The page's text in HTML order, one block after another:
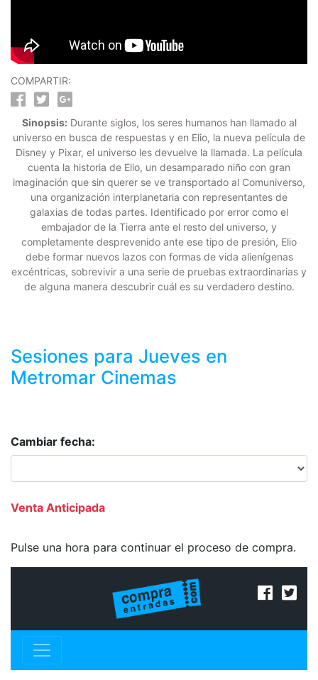
COMPARTIR:
Sinopsis: Durante siglos, los seres humanos han llamado al
universo en busca de respuestas y en Elio, la nueva película de
Disney y Pixar, el universo les devuelve la llamada. La película
cuenta la historia de Elio, un desamparado niño con gran
imaginación que sin querer se ve transportado al Comuniverso,
una organización interplanetaria con representantes de
galaxias de todas partes. Identificado por error como el
embajador de la Tierra ante el resto del universo, y
completamente desprevenido ante ese tipo de presión, Elio
debe formar nuevos lazos con formas de vida alienígenas
excéntricas, sobrevivir a una serie de pruebas extraordinarias y
de alguna manera descubrir cuál es su verdadero destino.
Sesiones para Jueves en
Metromar Cinemas
Cambiar fecha:
Venta Anticipada
Pulse una hora para continuar el proceso de compra.